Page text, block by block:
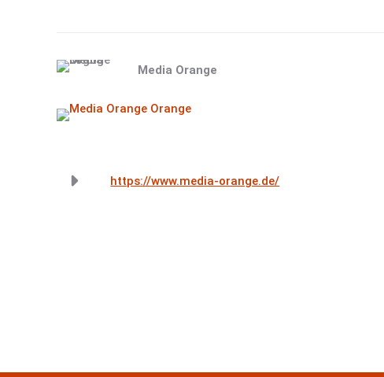
Media Orange
https://www.media-orange.de/